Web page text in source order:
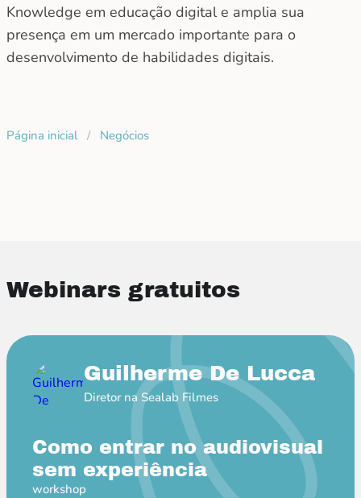
Knowledge em educação digital e amplia sua
presença em um mercado importante para o
desenvolvimento de habilidades digitais.
Página inicial / Negócios
Webinars gratuitos
Guilherme De Lucca
Diretor na Sealab Filmes
Como entrar no audiovisual
sem experiência
workshop